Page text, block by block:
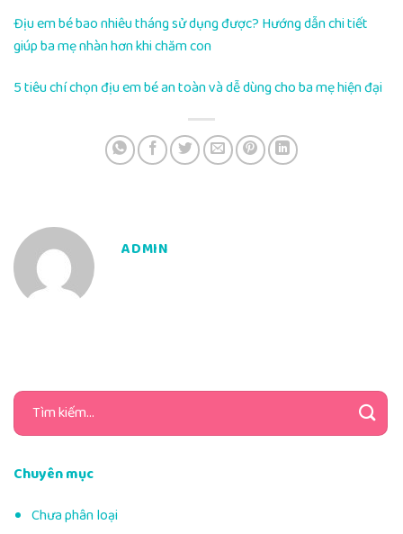
Địu em bé bao nhiêu tháng sử dụng được? Hướng dẫn chi tiết
giúp ba mẹ nhàn hơn khi chăm con
5 tiêu chí chọn địu em bé an toàn và dễ dùng cho ba mẹ hiện đại
ADMIN
Tìm
kiếm:
Chuyên mục
Chưa phân loại